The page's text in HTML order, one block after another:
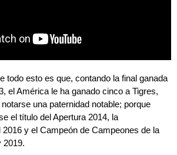
todo esto es que, contando la final ganada
el América le ha ganado cinco a Tigres,
una paternidad notable; porque
el título del Apertura 2014, la
y el Campeón de Campeones de la
2019.
Tigres se han enfrentado 51 ocasiones